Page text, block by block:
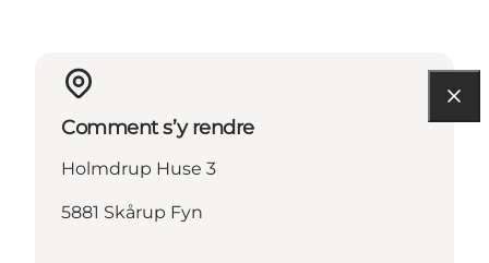
Comment s’y rendre
Holmdrup Huse 3
5881 Skårup Fyn